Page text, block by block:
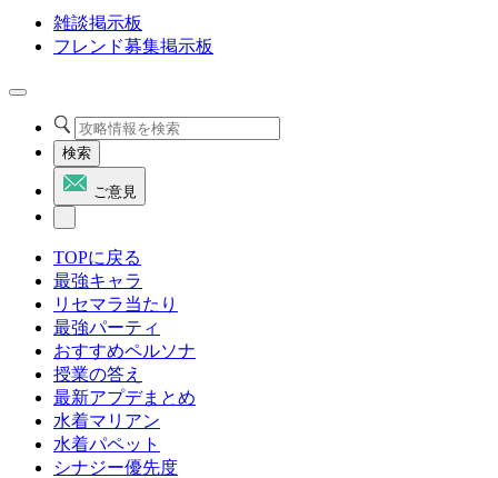
雑談掲示板
フレンド募集掲示板
検索
ご意見
TOPに戻る
最強キャラ
リセマラ当たり
最強パーティ
おすすめペルソナ
授業の答え
最新アプデまとめ
水着マリアン
水着パペット
シナジー優先度